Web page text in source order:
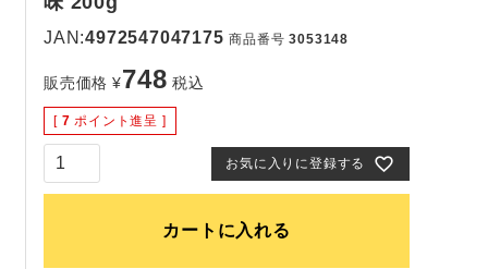
JAN:4972547047175 商品番号 3053148
販売価格 ¥748 税込
[ 7 ポイント進呈 ]
お気に入りに登録する
カートに入れる